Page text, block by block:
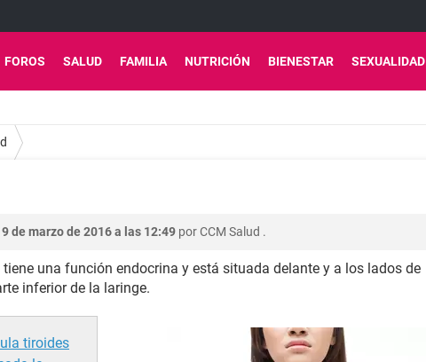
FOROS SALUD FAMILIA NUTRICIÓN BIENESTAR SEXUALIDAD
9 de marzo de 2016 a las 12:49 porCCM Salud .
una función endocrina y está situada delante y a los lados de
inferior de la laringe.
tiroides